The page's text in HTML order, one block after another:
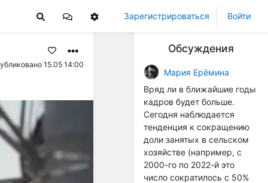
Зарегистрироваться Войти
15.05 14:00
Обсуждения
Мария Ерёмина
Вряд ли в ближайшие годы
кадров будет больше.
Сегодня наблюдается
тенденция к сокращению
доли занятых в сельском
хозяйстве (например, с
2000-го по 2022-й это
число сократилось с 50%